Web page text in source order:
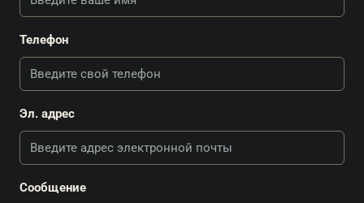
Телефон
Эл. адрес
Сообщение